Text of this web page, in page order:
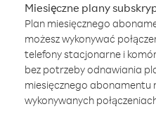
Miesięczne plany
Plan miesięcznego
możesz wykonywać
telefony stacjonarne i
bez potrzeby odnawiania
miesięcznego abonamentu
wykonywanych